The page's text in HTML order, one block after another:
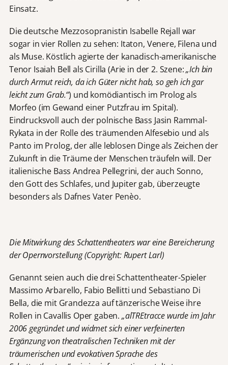
Einsatz.
Die deutsche Mezzosopranistin Isabelle Rejall war
sogar in vier Rollen zu sehen: Itaton, Venere, Filena und
als Muse. Köstlich agierte der kanadisch-amerikanische
Tenor Isaiah Bell als Cirilla (Arie in der 2. Szene:„Ich bin
durch Armut reich, da ich Güter nicht hab, so geh ich gar
leicht zum Grab.“) und komödiantisch im Prolog als
Morfeo (im Gewand einer Putzfrau im Spital).
Eindrucksvoll auch der polnische Bass Jasin Rammal-
Rykata in der Rolle des träumenden Alfesebio und als
Panto im Prolog, der alle leblosen Dinge als Zeichen der
Zukunft in die Träume der Menschen träufeln will. Der
italienische Bass Andrea Pellegrini, der auch Sonno,
den Gott des Schlafes, und Jupiter gab, überzeugte
besonders als Dafnes Vater Penèo.
Die Mitwirkung des Schattentheaters war eine Bereicherung
der Opernvorstellung (Copyright: Rupert Larl)
Genannt seien auch die drei Schattentheater-Spieler
Massimo Arbarello, Fabio Bellitti und Sebastiano Di
Bella, die mit Grandezza auf tänzerische Weise ihre
Rollen in Cavallis Oper gaben. „alTREtracce wurde im Jahr
2006 gegründet und widmet sich einer verfeinerten
Ergänzung von theatralischen Techniken mit der
träumerischen und evokativen Sprache des